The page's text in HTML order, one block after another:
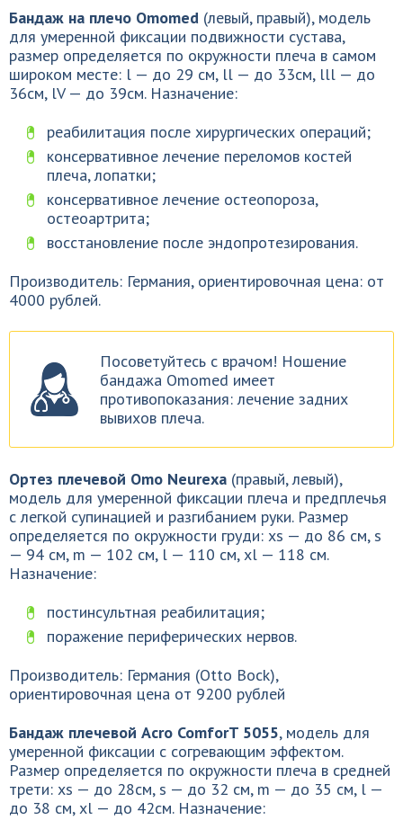
Бандаж на плечо Omomed (левый, правый), модель
для умеренной фиксации подвижности сустава,
размер определяется по окружности плеча в самом
широком месте: l — до 29 см, ll — до 33см, lll — до
36см, lV — до 39см. Назначение:
реабилитация после хирургических операций;
консервативное лечение переломов костей
плеча, лопатки;
консервативное лечение остеопороза,
остеоартрита;
восстановление после эндопротезирования.
Производитель: Германия, ориентировочная цена: от
4000 рублей.
Посоветуйтесь с врачом! Ношение
бандажа Omomed имеет
противопоказания: лечение задних
вывихов плеча.
Ортез плечевой Omo Neurexa (правый, левый),
модель для умеренной фиксации плеча и предплечья
с легкой супинацией и разгибанием руки. Размер
определяется по окружности груди: xs — до 86 см, s
— 94 см, m — 102 см, l — 110 см, xl — 118 см.
Назначение:
постинсультная реабилитация;
поражение периферических нервов.
Производитель: Германия (Otto Bock),
ориентировочная цена от 9200 рублей
Бандаж плечевой Acro ComforT 5055, модель для
умеренной фиксации с согревающим эффектом.
Размер определяется по окружности плеча в средней
трети: xs — до 28см, s — до 32 см, m — до 35 см, l —
до 38 см, xl — до 42см. Назначение: